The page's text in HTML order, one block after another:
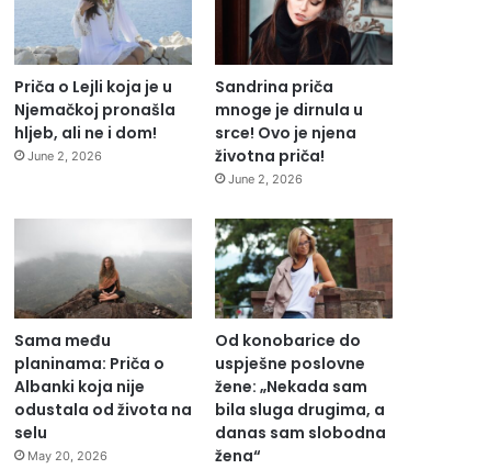
Priča o Lejli koja je u
Njemačkoj pronašla
hljeb, ali ne i dom!
June 2, 2026
Sandrina priča
mnoge je dirnula u
srce! Ovo je njena
životna priča!
June 2, 2026
Sama među
planinama: Priča o
Albanki koja nije
odustala od života na
selu
May 20, 2026
Od konobarice do
uspješne poslovne
žene: „Nekada sam
bila sluga drugima, a
danas sam slobodna
žena“